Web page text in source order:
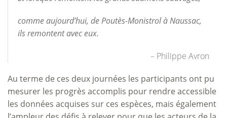
comme aujourd’hui, de Poutès-Monistrol à Naussac,
ils remontent avec eux.
– Philippe Avron
Au terme de ces deux journées les participants ont pu
mesurer les progrès accomplis pour rendre accessible
les données acquises sur ces espèces, mais également